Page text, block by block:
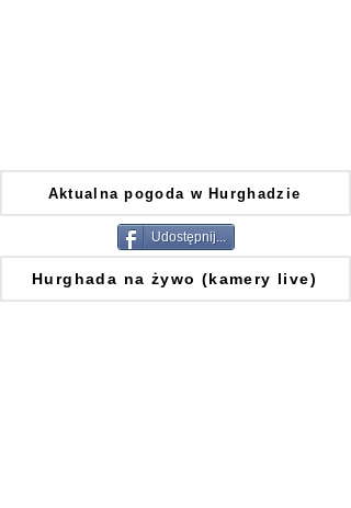
Aktualna pogoda w Hurghadzie
Udostępnij...
Hurghada na żywo (kamery live)